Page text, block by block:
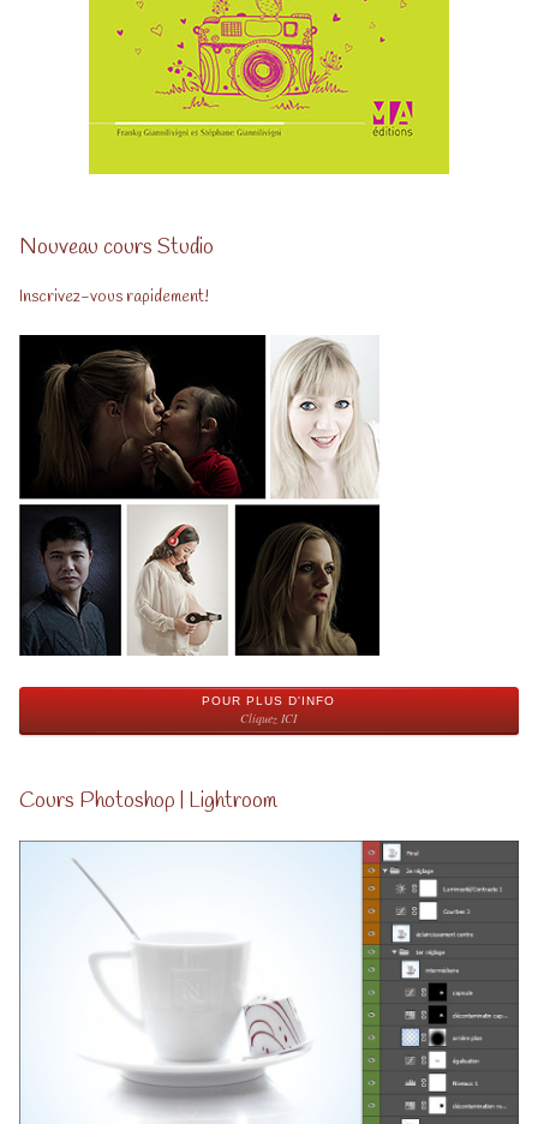
Nouveau cours Studio
Inscrivez-vous rapidement!
POUR PLUS D'INFO
Cliquez ICI
Cours Photoshop | Lightroom